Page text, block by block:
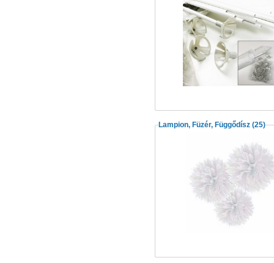
Lampion, Füzér, Függődísz(25)